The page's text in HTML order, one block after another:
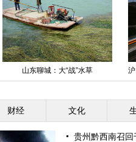
山东聊城：大“战”水草
财经 文化
贵州黔西南召